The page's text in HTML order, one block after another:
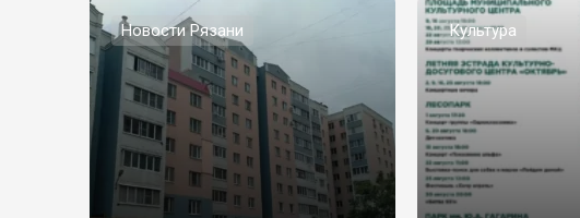
Новости Рязани Культура